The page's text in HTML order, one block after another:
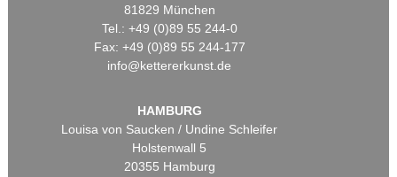
81829 München
Tel.: +49 (0)89 55 244-0
Fax: +49 (0)89 55 244-177
info@kettererkunst.de
HAMBURG
Louisa von Saucken / Undine Schleifer
Holstenwall 5
20355 Hamburg